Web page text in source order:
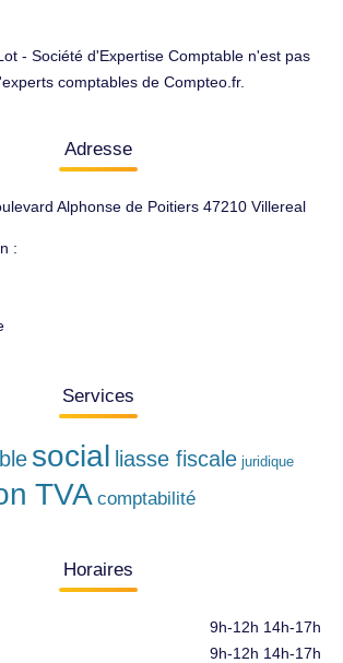
- Société d'Expertise Comptable n'est pas
comptables de Compteo.fr.
Adresse
Alphonse de Poitiers 47210 Villereal
:
Services
social liasse fiscale juridique
TVA comptabilité
Horaires
9h-12h 14h-17h
9h-12h 14h-17h